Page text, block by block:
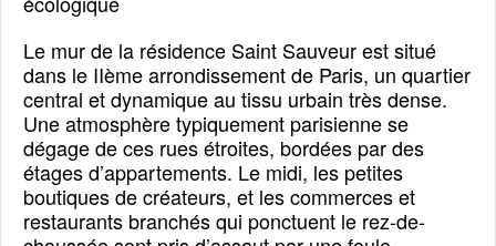
Le mur de la résidence Saint Sauveur est situé
dans le IIèmearrondissement de Paris, un quartier
central et dynamique au tissu urbain très dense.
Une atmosphère typiquement parisienne se
dégage de ces rues étroites, bordées par des
étages d’appartements. Le midi, les petites
boutiques de créateurs, et les commerces et
restaurants branchés qui ponctuent le rez-de-